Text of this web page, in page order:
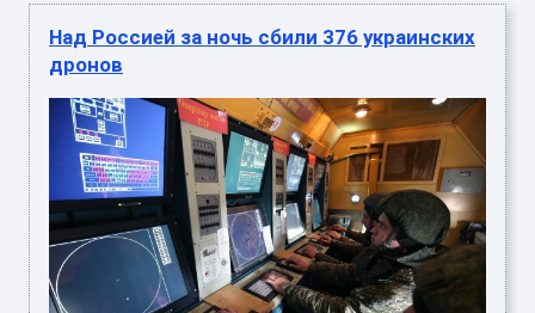
Над Россией за ночь сбили 376 украинских
дронов